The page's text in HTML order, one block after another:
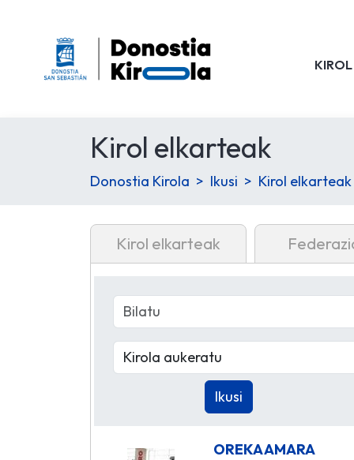
Kirol elkarteak
Donostia Kirola Ikusi Kirol elkarteak
Kirol elkarteak
OREKA AMARA